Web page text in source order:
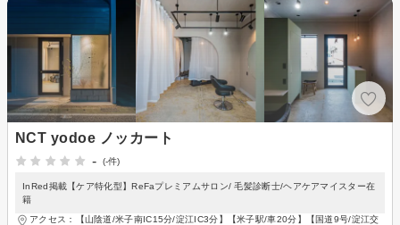
NCT yodoe ノッカート
-
(-件)
InRed掲載【ケア特化型】ReFaプレミアムサロン/ 毛髪診断士/ヘアケアマイスター在
籍
アクセス：【山陰道/米子南IC15分/淀江IC3分】【米子駅/車20分】【国道9号/淀江交